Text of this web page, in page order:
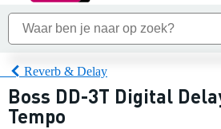
Reverb & Delay
Boss DD-3T Digital
Tempo